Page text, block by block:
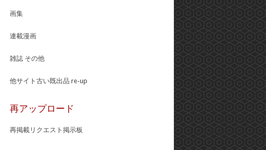
画集
連載漫画
雑誌 その他
他サイト古い既出品 re-up
再アップロード
再掲載リクエスト掲示板